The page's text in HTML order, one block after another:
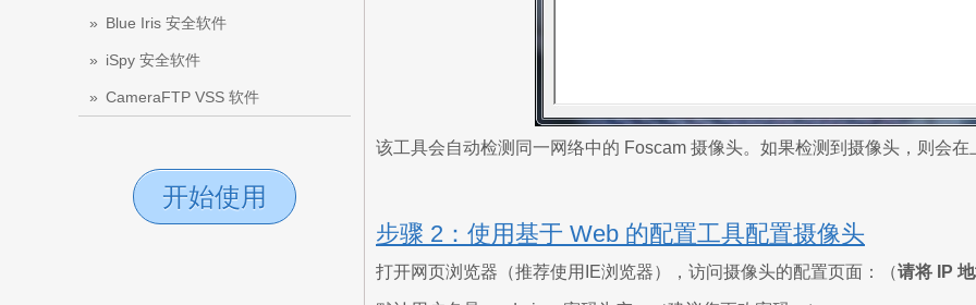
Blue Iris 安全软件
iSpy 安全软件
CameraFTP VSS 软件
开始使用
该工具会自动检测同一网络中的 Foscam 摄像头。如果检测到摄像头，则会
步骤 2：使用基于 Web 的配置工具配置摄像头
打开网页浏览器（推荐使用IE浏览器），访问摄像头的配置页面：（请将 IP